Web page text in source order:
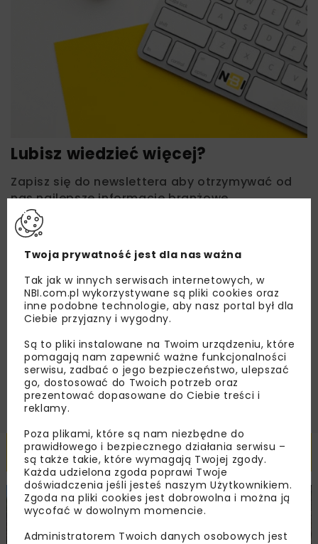
Lubisz wiedzieć więcej?
Zapisz się do newslettera aby otrzymywać od
nas najlepsze informacje branżowe,
zaproszenia na wydarzenia, atrakcyjne oferty i
dedykowane akcje specjalne.
Zapoznałam/em się zPolityką Prywatnościi
Regulaminemoraz wyrażam zgodę na otrzymywanie na
podany przeze mnie adres e-mail korespondencji
ZAPISZ MNIE
Powiązane artykuły
BUDOWNICTWO DROGI WYDARZENIA
Twoja prywatność jest dla nas ważna
Tak jak w innych serwisach internetowych, w
NBI.com.pl wykorzystywane są pliki cookies oraz
inne podobne technologie, aby nasz portal był dla
Ciebie przyjazny i wygodny.
Są to pliki instalowane na Twoim urządzeniu, które
pomagają nam zapewnić ważne funkcjonalności
serwisu, zadbać o jego bezpieczeństwo, ulepszać
go, dostosować do Twoich potrzeb oraz
prezentować dopasowane do Ciebie treści i
reklamy.
Poza plikami, które są nam niezbędne do
prawidłowego i bezpiecznego działania serwisu –
są także takie, które wymagają Twojej zgody.
Każda udzielona zgoda poprawi Twoje
doświadczenia jeśli jesteś naszym Użytkownikiem.
Zgoda na pliki cookies jest dobrowolna i można ją
wycofać w dowolnym momencie.
Administratorem Twoich danych osobowych jest